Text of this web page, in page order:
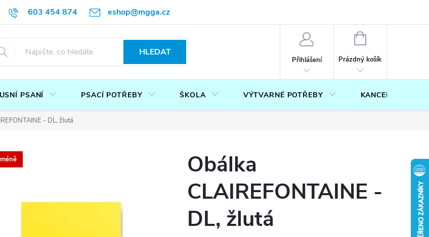
603 454 874 eshop@mgga.cz
DOTAZ PODMÍNKY OCHRANY OSOBNÍCH ÚDAJŮ
HLEDAT
Přihlášení
NÁKUPNÍ
Prázdný košík
PSANÍ PSACÍ POTŘEBY ŠKOLA VÝTVARNÉ POTŘEBY KANCELÁŘ
- DL, žlutá
Obálka
CLAIREFONTAINE -
DL, žlutá